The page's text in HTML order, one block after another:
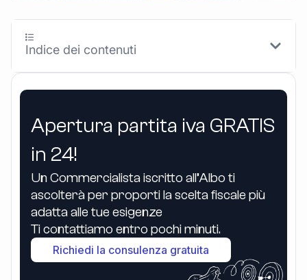
Apertura partita iva GRATIS
in 24!
Un Commercialista iscritto all’Albo ti
ascolterà per proporti la scelta fiscale più
adatta alle tue esigenze
Ti contattiamo entro pochi minuti.
Richiedi la consulenza gratuita
Indice dei contenuti